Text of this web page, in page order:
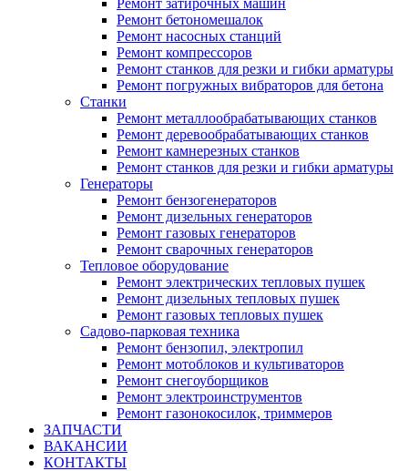
Ремонт затирочных машин
Ремонт бетономешалок
Ремонт насосных станций
Ремонт компрессоров
Ремонт станков для резки и гибки арматуры
Ремонт погружных вибраторов для бетона
Станки
Ремонт металлообрабатывающих станков
Ремонт деревообрабатывающих станков
Ремонт камнерезных станков
Ремонт станков для резки и гибки арматуры
Генераторы
Ремонт бензогенераторов
Ремонт дизельных генераторов
Ремонт газовых генераторов
Ремонт сварочных генераторов
Тепловое оборудование
Ремонт электрических тепловых пушек
Ремонт дизельных тепловых пушек
Ремонт газовых тепловых пушек
Садово-парковая техника
Ремонт бензопил, электропил
Ремонт мотоблоков и культиваторов
Ремонт снегоуборщиков
Ремонт электроинструментов
Ремонт газонокосилок, триммеров
ЗАПЧАСТИ
ВАКАНСИИ
КОНТАКТЫ